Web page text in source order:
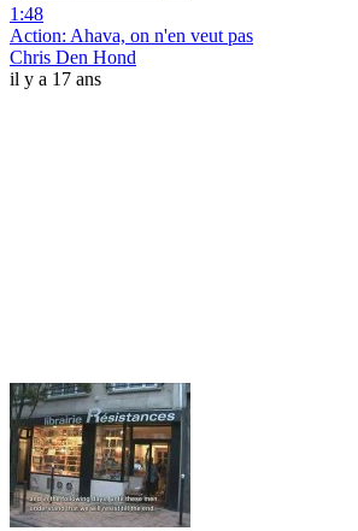
1:48
Action: Ahava, on n'en veut pas
Chris Den Hond
il y a 17 ans